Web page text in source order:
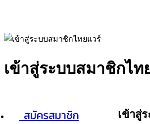
เข้าสู่ระบบสมาชิกไท
สมัครสมาชิก
เข้าสู่